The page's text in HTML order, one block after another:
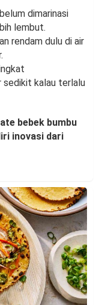
dimarinasi
lembut.
rendam dulu di air
sedikit kalau terlalu
bebek bumbu
inovasi dari